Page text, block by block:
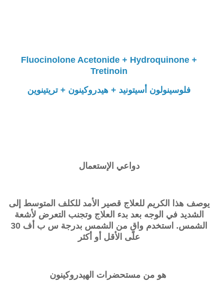
Fluocinolone Acetonide + Hydroquinone +
Tretinoin
فلوسينولون أسيتونيد + هيدروكينون + تريتينوين
دواعي الإستعمال
يوصف هذا الكريم للعلاج قصير الأمد للكلف المتوسط ​​إلى
الشديد في الوجه بعد بدء العلاج وتجنب التعرض لأشعة
الشمس. استخدم واقٍ من الشمس بدرجة س ب أف 30
على الأقل أو أكثر
هو من مستحضرات الهيدروكينون